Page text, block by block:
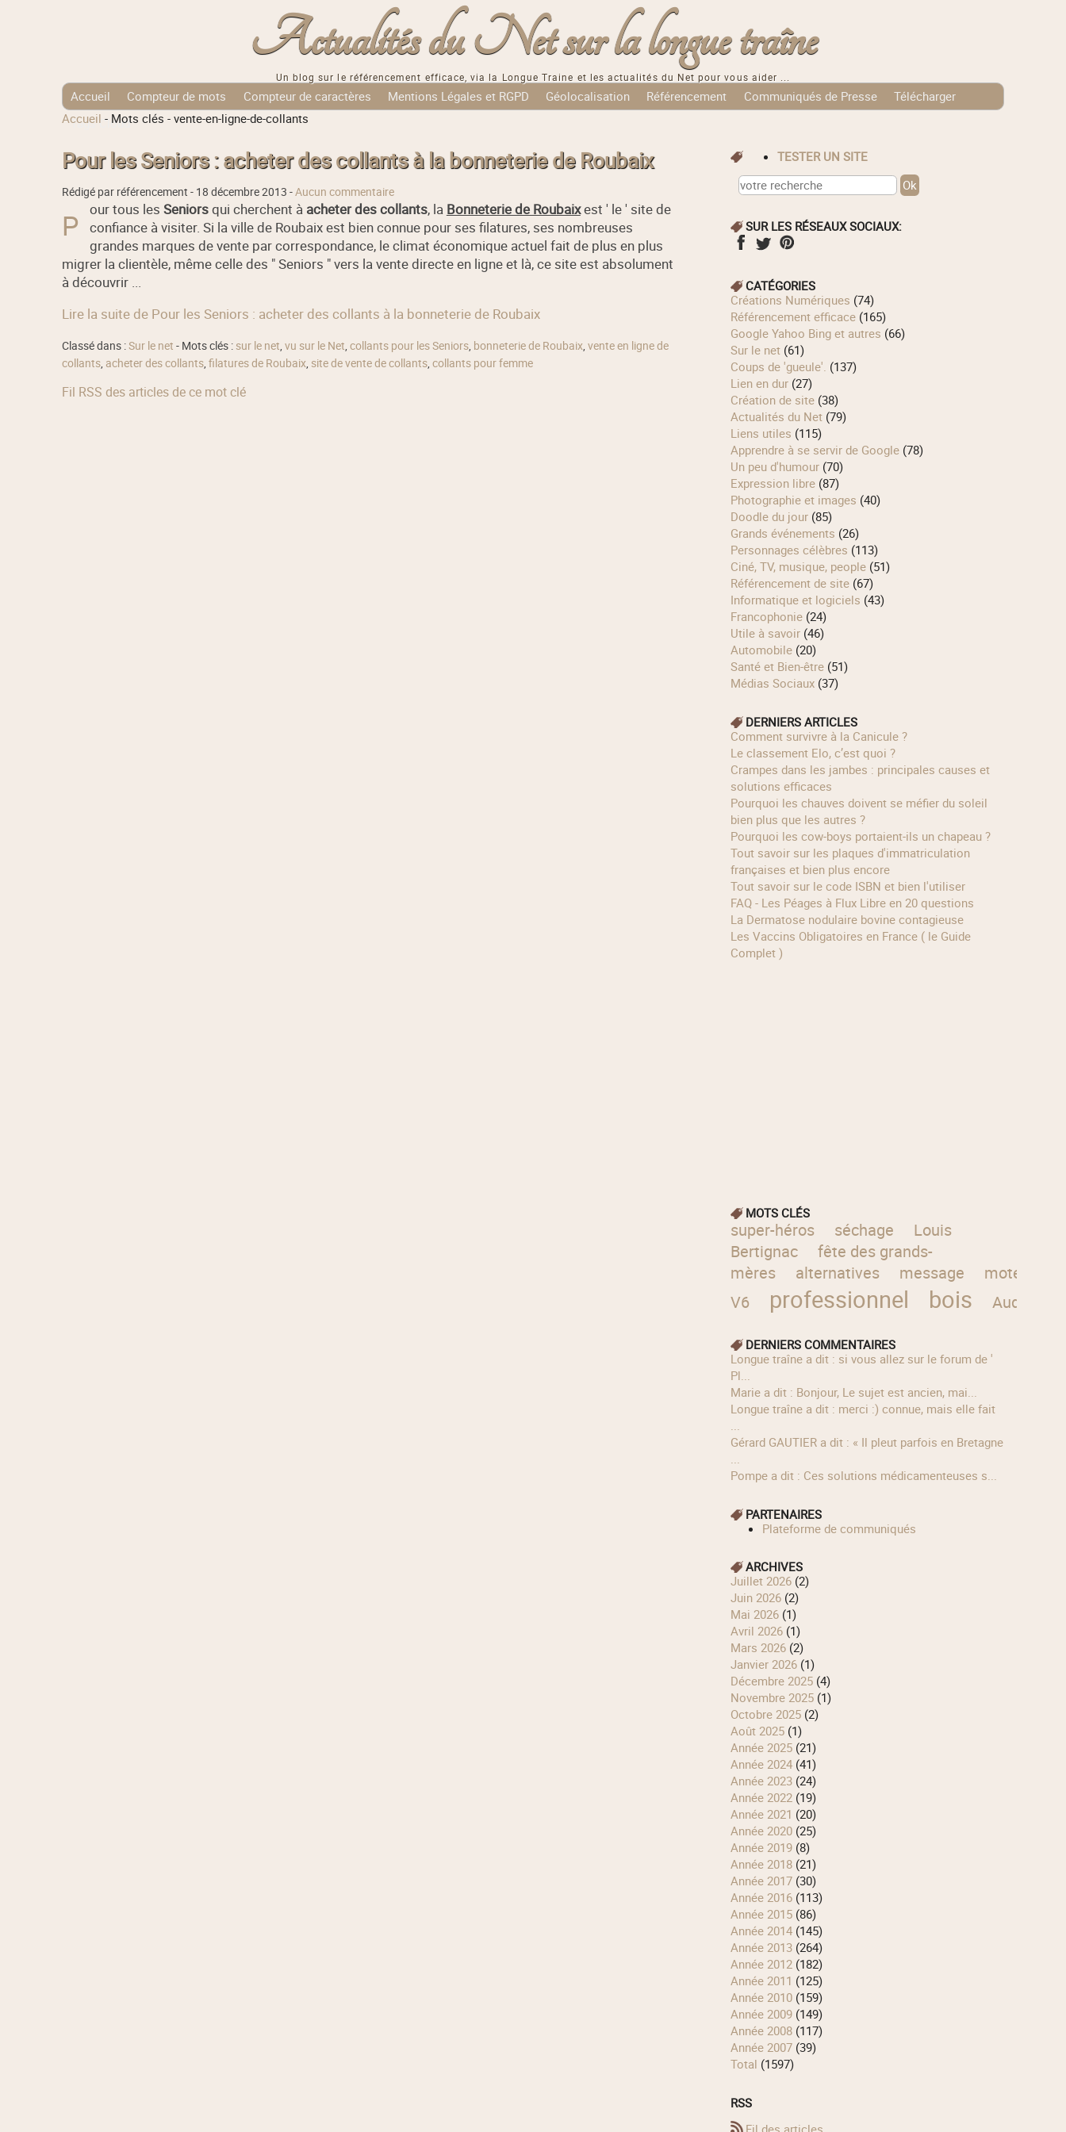
Actualités du Net sur la longue traîne
Un blog sur le référencement efficace, via la Longue Traine et les actualités du Net pour vous aider ...
Accueil Compteur de mots Compteur de caractères Mentions Légales et RGPD Géolocalisation Référencement Communiqués de Presse
Télécharger
Tags Cloud
Accueil - Mots clés - vente-en-ligne-de-collants
Pour les Seniors : acheter des collants à la bonneterie de Roubaix
Rédigé par référencement - 18 décembre 2013 -Aucun commentaire
P our tous les Seniorsqui cherchent à acheter des collants, la Bonneterie de Roubaixest ' le ' site de
confiance à visiter. Si la ville de Roubaix est bien connue pour ses filatures, ses nombreuses
grandes marques de vente par correspondance, le climat économique actuel fait de plus en plus
migrer la clientèle, même celle des " Seniors " vers la vente directe en ligne et là, ce site est absolument
à découvrir ...
Lire la suite de Pour les Seniors : acheter des collants à la bonneterie de Roubaix
Classé dans :Sur le net - Mots clés : sur le net, vu sur le Net, collants pour les Seniors, bonneterie de Roubaix, vente en ligne de
collants, acheter des collants, filatures de Roubaix, site de vente de collants, collants pour femme
Fil RSS des articles de ce mot clé
TESTER UN SITE
SUR LES RÉSEAUX SOCIAUX:
CATÉGORIES
Créations Numériques (74)
Référencement efficace(165)
Google Yahoo Bing et autres (66)
Sur le net(61)
Coups de 'gueule'. (137)
Lien en dur(27)
Création de site(38)
Actualités du Net(79)
Liens utiles (115)
Apprendre à se servir de Google(78)
Un peu d'humour(70)
Expression libre(87)
Photographie et images (40)
Doodle du jour(85)
Grands événements (26)
Personnages célèbres (113)
Ciné, TV, musique, people(51)
Référencement de site(67)
Informatique et logiciels (43)
Francophonie(24)
Utile à savoir(46)
Automobile(20)
Santé et Bien-être(51)
Médias Sociaux(37)
DERNIERS ARTICLES
Comment survivre à la Canicule ?
Le classement Elo, c’est quoi ?
Crampes dans les jambes : principales causes et
solutions efficaces
Pourquoi les chauves doivent se méfier du soleil
bien plus que les autres ?
Pourquoi les cow‑boys portaient‑ils un chapeau ?
Tout savoir sur les plaques d'immatriculation
françaises et bien plus encore
Tout savoir sur le code ISBN et bien l'utiliser
FAQ - Les Péages à Flux Libre en 20 questions
La Dermatose nodulaire bovine contagieuse
Les Vaccins Obligatoires en France ( le Guide
Complet )
MOTS CLÉS
super-héros séchage
Louis
Bertignac
fête des grands-
mères
alternatives message
moteur
V6
professionnel bois Audierne
DERNIERS COMMENTAIRES
longue traîne a dit : si vous allez sur le forum de '
Pl...
Marie a dit : Bonjour, Le sujet est ancien, mai...
longue traîne a dit : merci :) connue, mais elle fait
...
Gérard GAUTIER a dit : « Il pleut parfois en Bretagne
...
Pompe a dit : Ces solutions médicamenteuses s...
PARTENAIRES
Plateforme de communiqués
ARCHIVES
juillet 2026(2)
juin 2026(2)
mai 2026(1)
avril 2026(1)
mars 2026(2)
janvier 2026(1)
décembre 2025(4)
novembre 2025(1)
octobre 2025(2)
août 2025(1)
année 2025(21)
année 2024(41)
année 2023(24)
année 2022(19)
année 2021 (20)
année 2020(25)
année 2019(8)
année 2018(21)
année 2017(30)
année 2016(113)
année 2015(86)
année 2014(145)
année 2013(264)
année 2012(182)
année 2011 (125)
année 2010(159)
année 2009(149)
année 2008(117)
année 2007(39)
total (1597)
RSS
Fil des articles